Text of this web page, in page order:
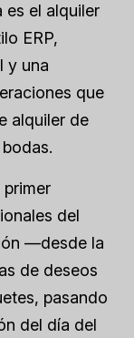
es el alquiler
ERP,
y una
que
alquiler de
del
—desde la
de deseos
pasando
del día del